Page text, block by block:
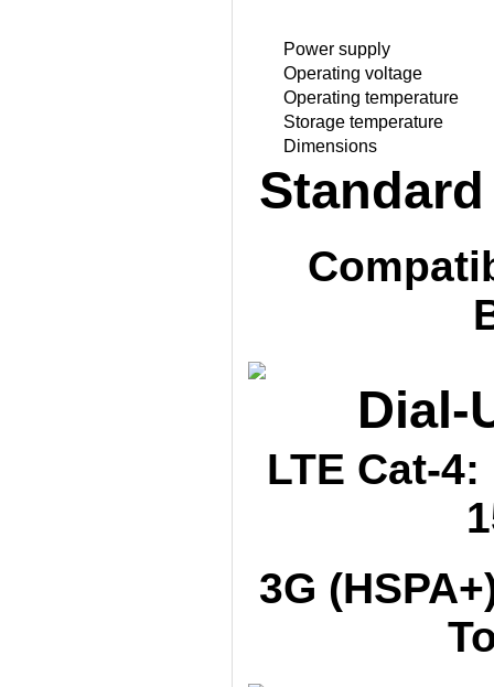
Power supply
Operating voltage
Operating temperature
Storage temperature
Dimensions
Standard
Dial-
LTE Cat-4:
3G